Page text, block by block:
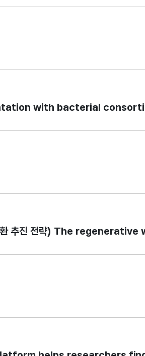
with bacterial
제 전환 추진 전략) The